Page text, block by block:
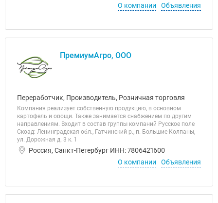
О компании
Объявления
ПремиумАгро, ООО
Переработчик, Производитель, Розничная торговля
Компания реализует собственную продукцию, в основном
картофель и овощи. Также занимается снабжением по другим
направлениям. Входит в состав группы компаний Русское поле
Скоад: Ленинградская обл., Гатчинский р., п. Большие Колпаны,
ул. Дорожная д. 3 к. 1
Россия, Санкт-Петербург ИНН: 7806421600
О компании
Объявления